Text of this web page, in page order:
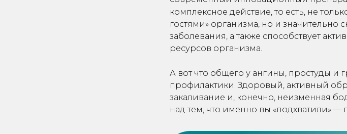
комплексное действие, то есть, не
гостями» организма, но и
заболевания, а также способствует
ресурсов организма.
А вот что общего у ангины, простуды и
профилактики. Здоровый, активный
закаливание и, конечно, неизменная
над тем, что именно вы «подхватили» —